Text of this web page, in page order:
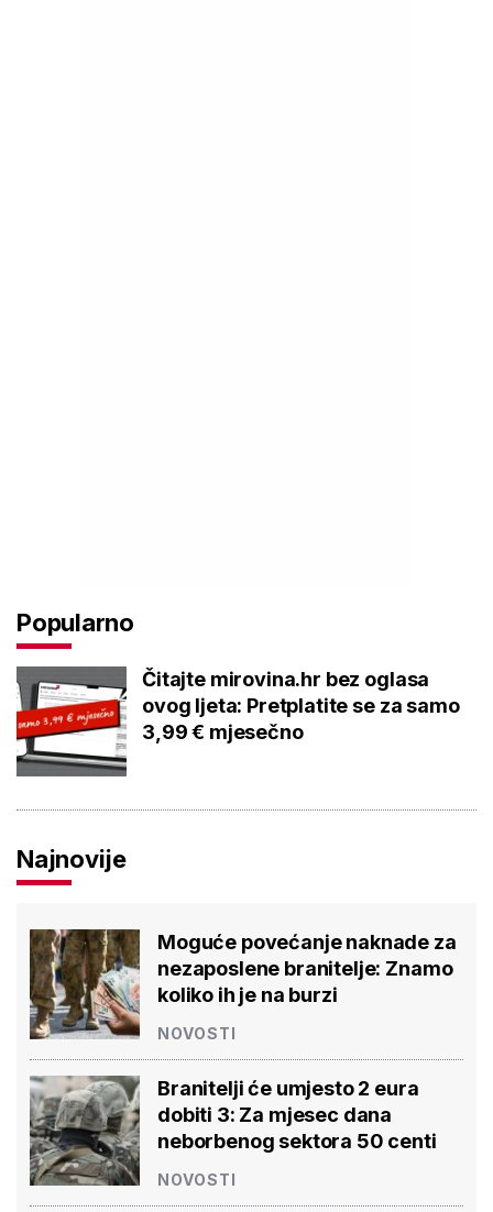
Popularno
Čitajte mirovina.hr bez oglasa
ovog ljeta: Pretplatite se za samo
3,99 € mjesečno
Najnovije
Moguće povećanje naknade za
nezaposlene branitelje: Znamo
koliko ih je na burzi
NOVOSTI
Branitelji će umjesto 2 eura
dobiti 3: Za mjesec dana
neborbenog sektora 50 centi
NOVOSTI